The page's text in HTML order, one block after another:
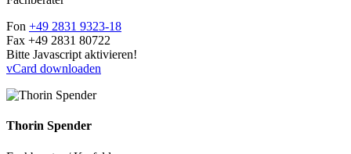
Fon +49 2831 9323-18
Fax +49 2831 80722
Bitte Javascript aktivieren!
vCard downloaden
Thorin Spender